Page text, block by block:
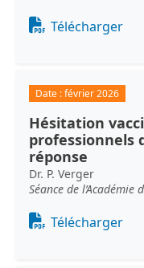
Document
Télécharger
Date :février 2026
Hésitation
professionnels
réponse
Dr. P. Verger
Séance de
Document
Télécharger